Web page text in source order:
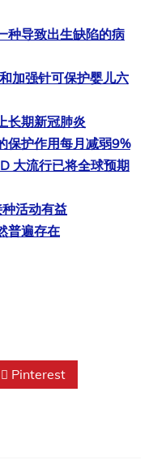
种导致出生缺陷的病
加强针可保护婴儿六
长期新冠肺炎
保护作用每月减弱9%
大流行已将全球预期
活动有益
普遍存在
Pinterest